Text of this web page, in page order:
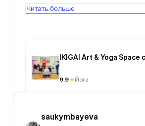
дыхательная практика, пол часа
Читать больше
IKIGAI Art & Yoga Space
9.9 Йога
saukymbayeva